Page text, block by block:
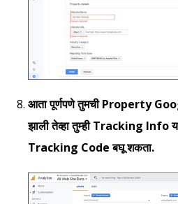
आता पूर्णपणे तुमची Property
झाली तेव्हा तुम्ही Tracking Info
Tracking Code बघू शकता.